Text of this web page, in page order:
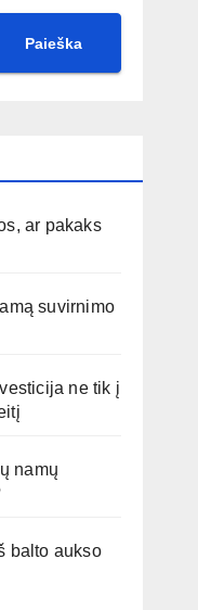
Paieška
ar pakaks
suvirnimo
ne tik į
namų
balto aukso